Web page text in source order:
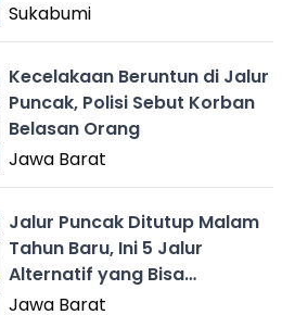
Sukabumi
Kecelakaan Beruntun di Jalur
Puncak, Polisi Sebut Korban
Belasan Orang
Jawa Barat
Jalur Puncak Ditutup Malam
Tahun Baru, Ini 5 Jalur
Alternatif yang Bisa
Digunakan
Jawa Barat